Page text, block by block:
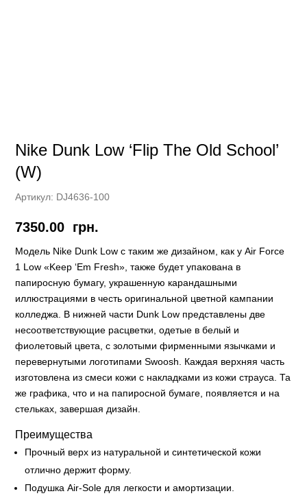
Nike Dunk Low ‘Flip The Old School’
(W)
Артикул: DJ4636-100
7350.00 грн.
Модель Nike Dunk Low с таким же дизайном, как у Air Force
1 Low «Keep ‘Em Fresh», также будет упакована в
папиросную бумагу, украшенную карандашными
иллюстрациями в честь оригинальной цветной кампании
колледжа. В нижней части Dunk Low представлены две
несоответствующие расцветки, одетые в белый и
фиолетовый цвета, с золотыми фирменными язычками и
перевернутыми логотипами Swoosh. Каждая верхняя часть
изготовлена из смеси кожи с накладками из кожи страуса. Та
же графика, что и на папиросной бумаге, появляется и на
стельках, завершая дизайн.
Преимущества
Прочный верх из натуральной и синтетической кожи
отлично держит форму.
Подушка Air-Sole для легкости и амортизации.